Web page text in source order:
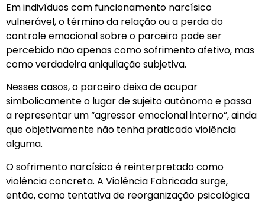
Em indivíduos com funcionamento narcísico
vulnerável, o término da relação ou a perda do
controle emocional sobre o parceiro pode ser
percebido não apenas como sofrimento afetivo, mas
como verdadeira aniquilação subjetiva.
Nesses casos, o parceiro deixa de ocupar
simbolicamente o lugar de sujeito autônomo e passa
a representar um “agressor emocional interno”, ainda
que objetivamente não tenha praticado violência
alguma.
O sofrimento narcísico é reinterpretado como
violência concreta. A Violência Fabricada surge,
então, como tentativa de reorganização psicológica